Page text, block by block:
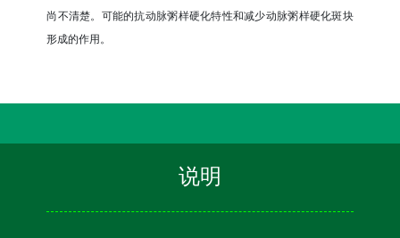
尚不清楚。可能的抗动脉粥样硬化特性和减少动脉粥样硬化斑块
形成的作用。
说明